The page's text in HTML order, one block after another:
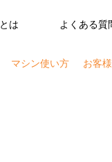
は よくある質
マシン使い方 お客